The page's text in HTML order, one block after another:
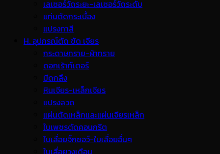
เลเซอร์วัดระยะ-เลเซอร์วัดระดับ
แท่นตัดกระเบื้อง
แปรงทาสี
H. อุปกรณ์ตัด ขัด เจียร
กระดาษทราย-ผ้าทราย
ดอกเร้าท์เตอร์
มีดกลึง
หินเจียร-เหล็กเจียร
แปรงลวด
แผ่นตัดเหล็กและแผ่นเจียรเหล็ก
ใบเพชรตัดคอนกรีต
ใบเลื่อยจิ๊กซอว์-ใบเลื่อยอื่นๆ
ใบเลื่อยวงเดือน